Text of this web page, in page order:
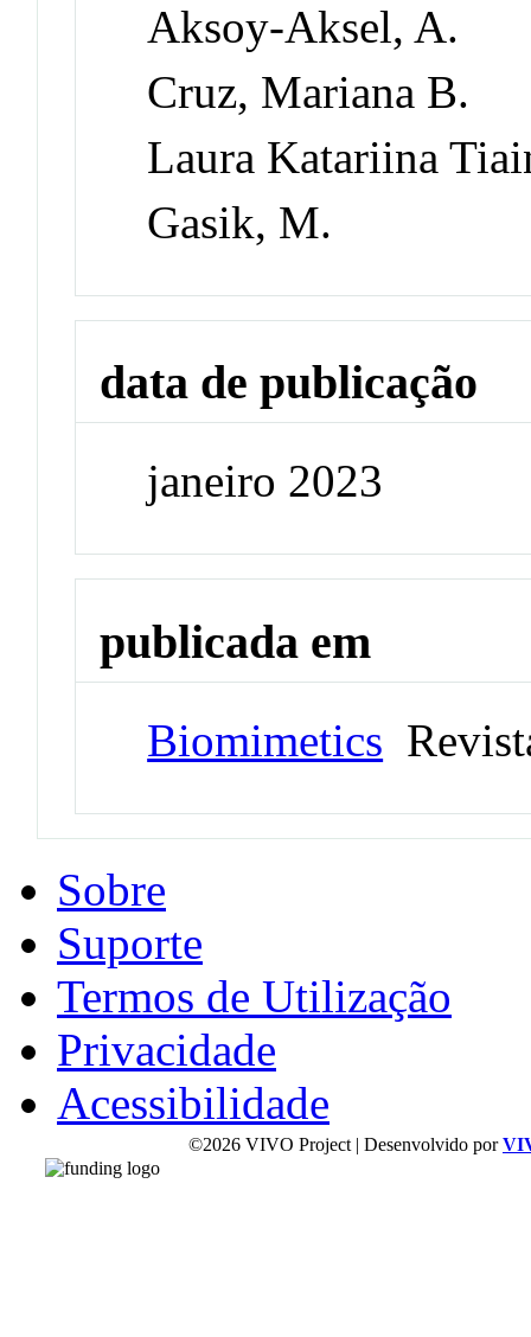
Aksoy-Aksel, A.
Cruz, Mariana B.
Laura Katariina
Gasik, M.
data de publicação
janeiro 2023
publicada em
Biomimetics
Sobre
Suporte
Termos de Utilização
Privacidade
Acessibilidade
©2026 VIVO Project | Desenvolvido por